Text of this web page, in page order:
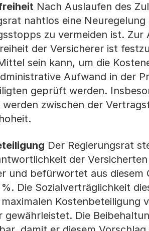
Nach Auslaufen des
nahtlos eine
zu vermeiden ist.
der Versicherer ist
sein kann, um die
Aufwand in der
geprüft werden.
zwischen der
Der Regierungsrat
der
und befürwortet aus diesem
Die Sozialverträglichkeit
Kostenbeteiligung
gewährleistet. Die